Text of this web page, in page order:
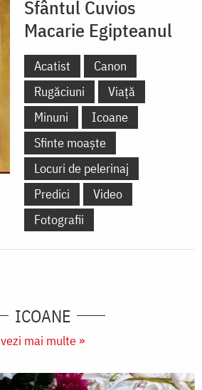
Sfântul Cuvios
Macarie Egipteanul
Acatist
Canon
Rugăciuni
Viață
Minuni
Icoane
Sfinte moaște
Locuri de pelerinaj
Predici
Video
Fotografii
ICOANE
vezi mai multe »